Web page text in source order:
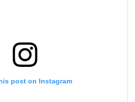
post on Instagram